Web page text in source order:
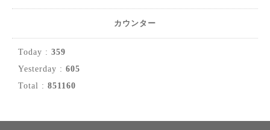
カウンター
Today : 359
Yesterday : 605
Total : 851160